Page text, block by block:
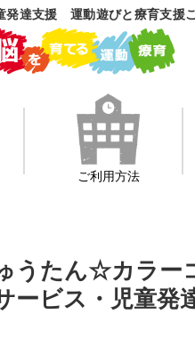
発達支援 運動遊びと療育支援
ご利用方法
うたん☆カラ
ービス・児童発